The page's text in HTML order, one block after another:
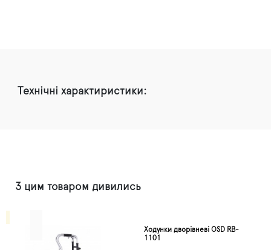
Технічні характиристики:
З цим товаром дивились
Ходунки дворівневі OSD RB-
1101